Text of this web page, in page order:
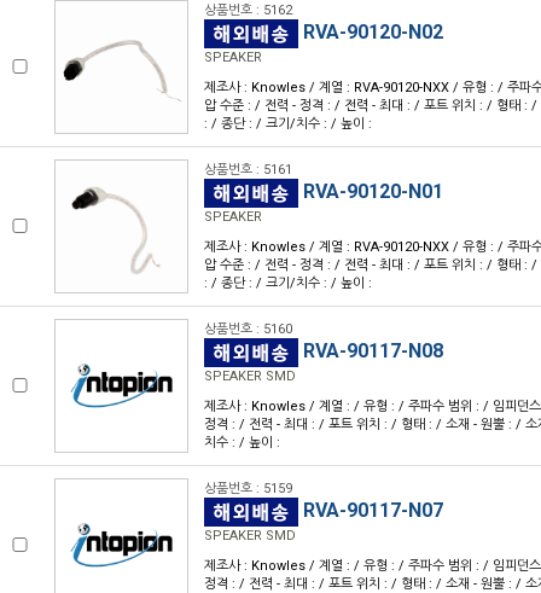
상품번호 : 5162
RVA-90120-N02
SPEAKER
제조사 : Knowles / 계열 : RVA-90120-NXX / 유형 : / 주파
압 수준 : / 전력 - 정격 : / 전력 - 최대 : / 포트 위치 : / 형태 : /
: / 종단 : / 크기/치수 : / 높이 :
상품번호 : 5161
RVA-90120-N01
SPEAKER
제조사 : Knowles / 계열 : RVA-90120-NXX / 유형 : / 주파
압 수준 : / 전력 - 정격 : / 전력 - 최대 : / 포트 위치 : / 형태 : /
: / 종단 : / 크기/치수 : / 높이 :
상품번호 : 5160
RVA-90117-N08
SPEAKER SMD
제조사 : Knowles / 계열 : / 유형 : / 주파수 범위 : / 임피던
정격 : / 전력 - 최대 : / 포트 위치 : / 형태 : / 소재 - 원뿔 : /
치수 : / 높이 :
상품번호 : 5159
RVA-90117-N07
SPEAKER SMD
제조사 : Knowles / 계열 : / 유형 : / 주파수 범위 : / 임피던
정격 : / 전력 - 최대 : / 포트 위치 : / 형태 : / 소재 - 원뿔 : /